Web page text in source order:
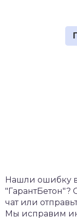
Нашли ошибку
"ГарантБетон"?
чат или
Мы исправим